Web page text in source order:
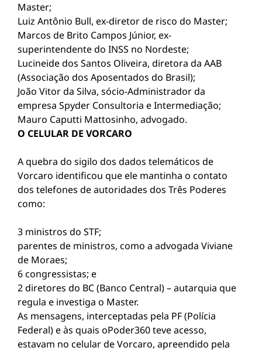
Master;
Luiz Antônio Bull, ex-diretor de risco do Master;
Marcos de Brito Campos Júnior, ex-
superintendente do INSS no Nordeste;
Lucineide dos Santos Oliveira, diretora da AAB
(Associação dos Aposentados do Brasil);
João Vitor da Silva, sócio-Administrador da
empresa Spyder Consultoria e Intermediação;
Mauro Caputti Mattosinho, advogado.
O CELULAR DE VORCARO
A quebra do sigilo dos dados telemáticos de
Vorcaro identificou que ele mantinha o contato
dos telefones de autoridades dos Três Poderes
como:
3 ministros do STF;
parentes de ministros, como a advogada Viviane
de Moraes;
6 congressistas; e
2 diretores do BC (Banco Central) – autarquia que
regula e investiga o Master.
As mensagens, interceptadas pela PF (Polícia
Federal) e às quais oPoder360 teve acesso,
estavam no celular de Vorcaro, apreendido pela